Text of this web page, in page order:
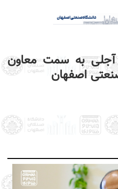
آجلی به سمت معاون
اصفهان